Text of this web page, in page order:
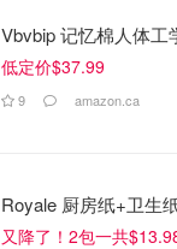
Vbvbip 记忆棉人体
低定价$37.99
9 amazon.ca
Royale 厨房纸+卫生
又降了！2包一共